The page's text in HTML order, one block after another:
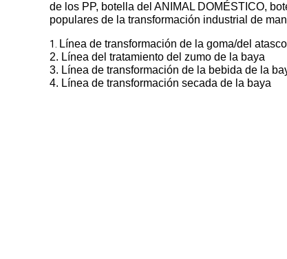
de los PP, botella del ANIMAL DOMÉSTICO,
populares de la transformación industrial de
1.
Línea de transformación de la goma/del
2. Línea del tratamiento del zumo de la baya
3. Línea de transformación de la bebida de la
4. Línea de transformación secada de la baya